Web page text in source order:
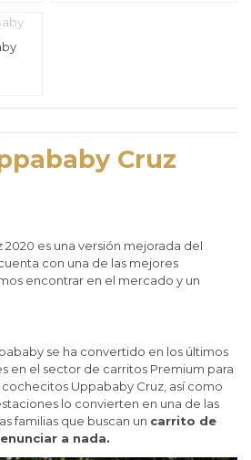
Cruz
2020 es una versión mejorada del
con una de las mejores
encontrar en el mercado y un
se ha convertido en los últimos
en el sector de carritos Premium para
Uppababy Cruz, así como
lo convierten en una de las
familias que buscan un carrito de
a nada.